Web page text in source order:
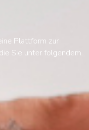
Plattform zur
Sie unter folgendem